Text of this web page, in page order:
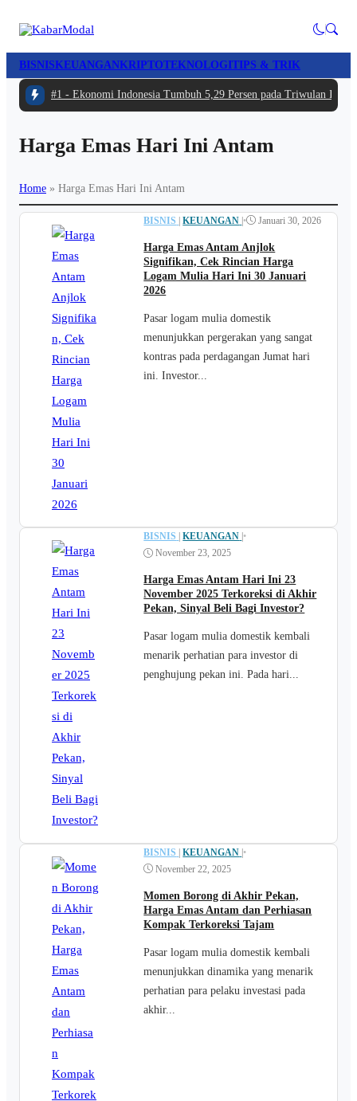
BISNISKEUANGANKRIPTOTEKNOLOGITIPS & TRIK
#1 - Ekonomi Indonesia Tumbuh 5,29 Persen pada Triwulan II
Harga Emas Hari Ini Antam
Home » Harga Emas Hari Ini Antam
BISNIS KEUANGAN • Januari 30, 2026
Harga Emas Antam Anjlok
Signifikan, Cek Rincian Harga
Logam Mulia Hari Ini 30 Januari
2026
Pasar logam mulia domestik
menunjukkan pergerakan yang sangat
kontras pada perdagangan Jumat hari
ini. Investor...
BISNIS KEUANGAN •
November 23, 2025
Harga Emas Antam Hari Ini 23
November 2025 Terkoreksi di Akhir
Pekan, Sinyal Beli Bagi Investor?
Pasar logam mulia domestik kembali
menarik perhatian para investor di
penghujung pekan ini. Pada hari...
BISNIS | KEUANGAN |•
November 22, 2025
Momen Borong di Akhir Pekan,
Harga Emas Antam dan Perhiasan
Kompak Terkoreksi Tajam
Pasar logam mulia domestik kembali
menunjukkan dinamika yang menarik
perhatian para pelaku investasi pada
akhir...